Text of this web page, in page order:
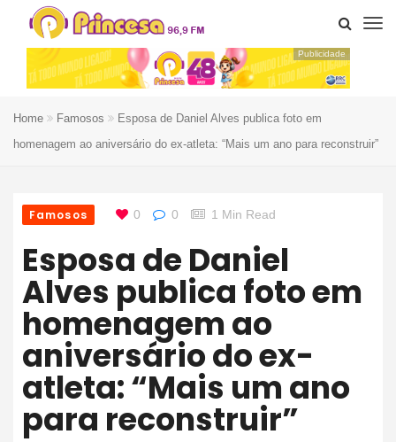
Publicidade
Home Famosos
Esposa de Daniel Alves publica foto em
homenagem ao aniversário do ex-atleta: “Mais um ano para reconstruir”
Famosos 0 0 1 Min Read
Esposa de Daniel
Alves publica foto em
homenagem ao
aniversário do ex-
atleta: “Mais um ano
para reconstruir”